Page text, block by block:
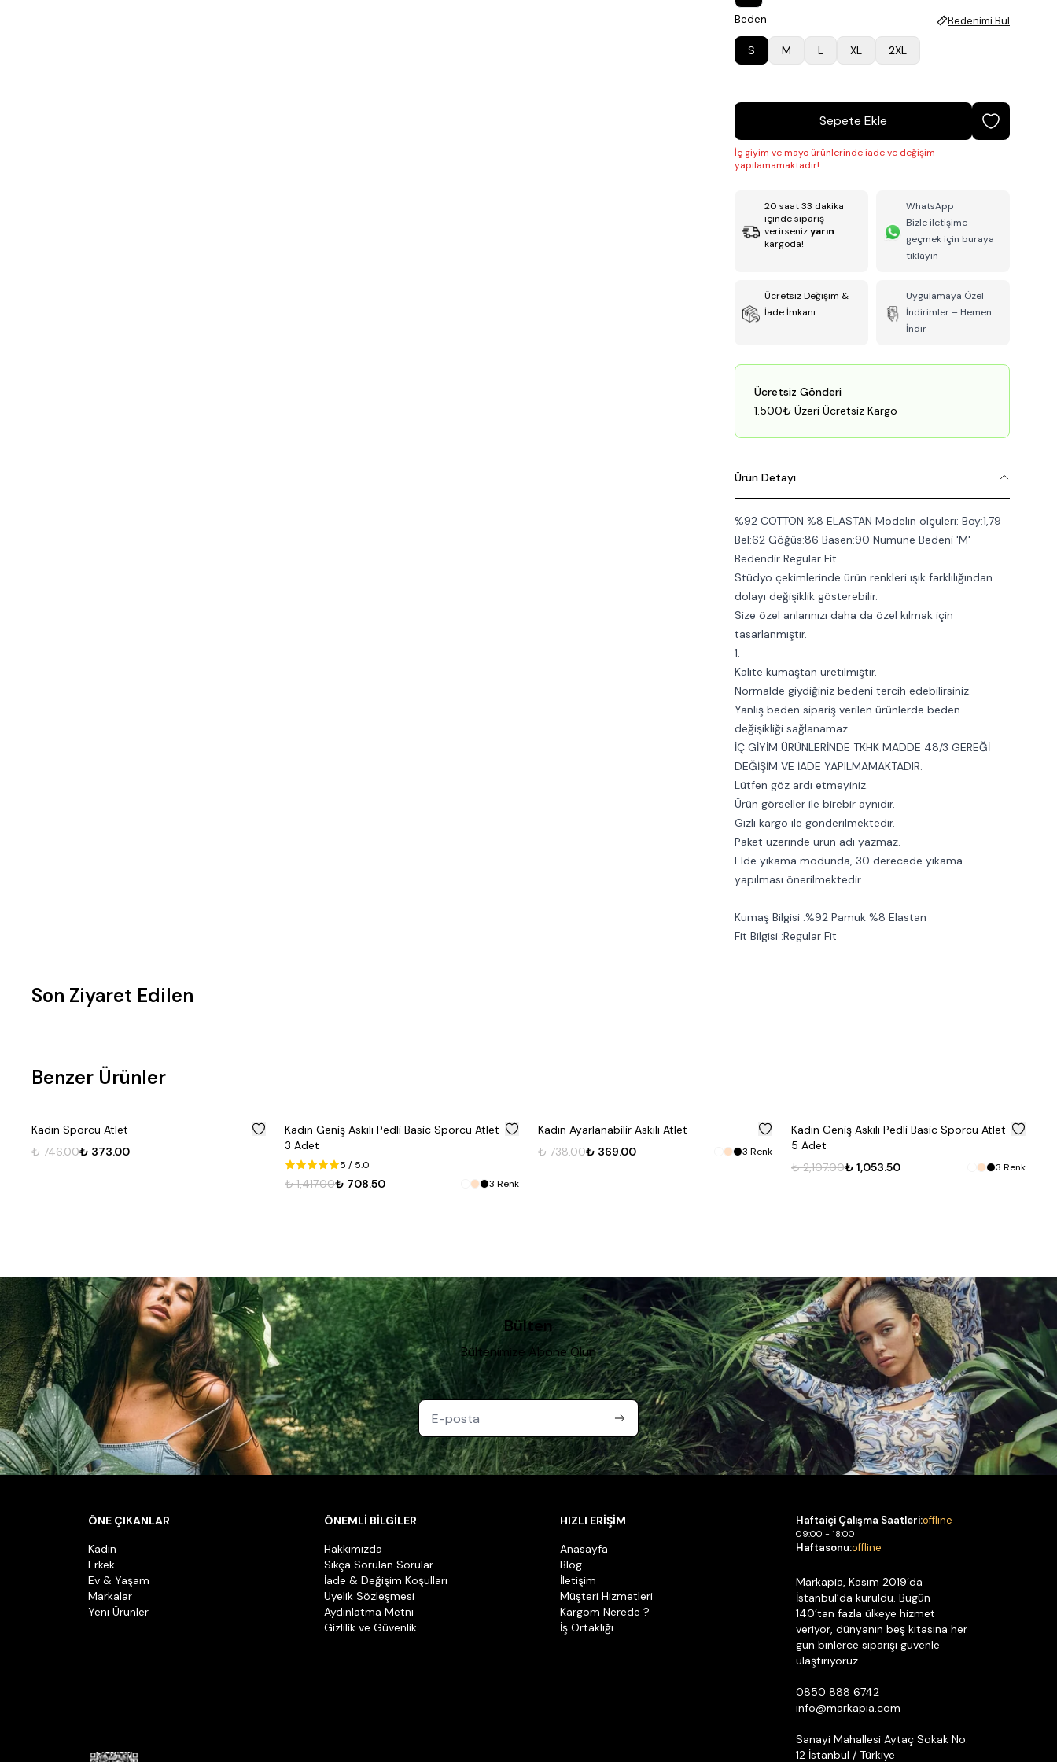
Beden Bedenimi Bul
S M L XL 2XL
Sepete Ekle
İç giyim ve mayo ürünlerinde iade ve değişim
yapılamamaktadır!
20 saat 33 dakika
içinde sipariş
verirseniz yarın
kargoda!
WhatsApp
Bizle iletişime
geçmek için buraya
tıklayın
Ücretsiz Değişim &
İade İmkanı
Uygulamaya Özel
İndirimler – Hemen
İndir
Ücretsiz Gönderi
1.500₺ Üzeri Ücretsiz Kargo
Ürün Detayı
%92 COTTON %8 ELASTAN Modelin ölçüleri: Boy:1,79
Bel:62 Göğüs:86 Basen:90 Numune Bedeni 'M'
Bedendir Regular Fit
Stüdyo çekimlerinde ürün renkleri ışık farklılığından
dolayı değişiklik gösterebilir.
Size özel anlarınızı daha da özel kılmak için
tasarlanmıştır.
1.
Kalite kumaştan üretilmiştir.
Normalde giydiğiniz bedeni tercih edebilirsiniz.
Yanlış beden sipariş verilen ürünlerde beden
değişikliği sağlanamaz.
İÇ GİYİM ÜRÜNLERİNDE TKHK MADDE 48/3 GEREĞİ
DEĞİŞİM VE İADE YAPILMAMAKTADIR.
Lütfen göz ardı etmeyiniz.
Ürün görseller ile birebir aynıdır.
Gizli kargo ile gönderilmektedir.
Paket üzerinde ürün adı yazmaz.
Elde yıkama modunda, 30 derecede yıkama
yapılması önerilmektedir.
Kumaş Bilgisi :%92 Pamuk %8 Elastan
Fit Bilgisi :Regular Fit
Son Ziyaret Edilen
Benzer Ürünler
% 50 % 50
Kadın Geniş Askılı Pedli Basic Sporcu Atlet
3 Adet
3Renk
% 50
Kadın Ayarlanabilir Askılı Atlet
3Renk
% 50
Kadın Geniş Askılı Pedli Basic Sporcu Atlet
5 Adet
3Renk
Biyeli İp Askılı Kadın Atlet 5 Adet
Bülten
Bültenimize Abone Olun
ÖNE ÇIKANLAR
Kadın
Erkek
Ev & Yaşam
Markalar
Yeni Ürünler
ÖNEMLİ BİLGİLER
Hakkımızda
Sıkça Sorulan Sorular
İade & Değişim Koşulları
Üyelik Sözleşmesi
Aydınlatma Metni
Gizlilik ve Güvenlik
HIZLI ERİŞİM
Anasayfa
Blog
İletişim
Müşteri Hizmetleri
Kargom Nerede ?
İş Ortaklığı
Haftaiçi Çalışma Saatleri:offline
09:00 - 18:00
Haftasonu:offline
Markapia, Kasım 2019’da
İstanbul’da kuruldu. Bugün
140’tan fazla ülkeye hizmet
veriyor, dünyanın beş kıtasına her
gün binlerce siparişi güvenle
ulaştırıyoruz.
0850 888 6742
info@markapia.com
Sanayi Mahallesi Aytaç Sokak No:
12 İstanbul / Türkiye